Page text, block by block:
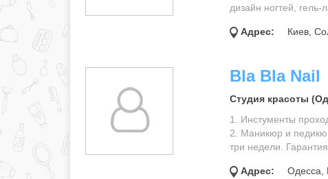
дизайн ногтей,
Адрес: Киев,
Bla Bla Nail
Студия красоты
1. Инстументы
2. Маникюр и
три недели.
Адрес: Одесса,